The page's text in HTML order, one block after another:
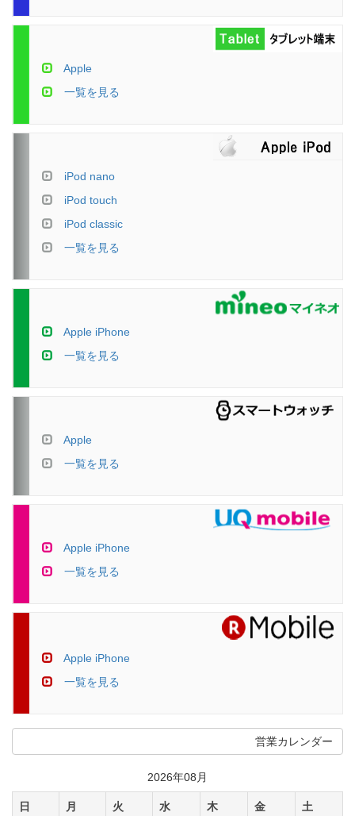
Apple
一覧を見る
iPod nano
iPod touch
iPod classic
一覧を見る
Apple iPhone
一覧を見る
Apple
一覧を見る
Apple iPhone
一覧を見る
Apple iPhone
一覧を見る
営業カレンダー
2026年08月
日 月 火 水 木 金 土